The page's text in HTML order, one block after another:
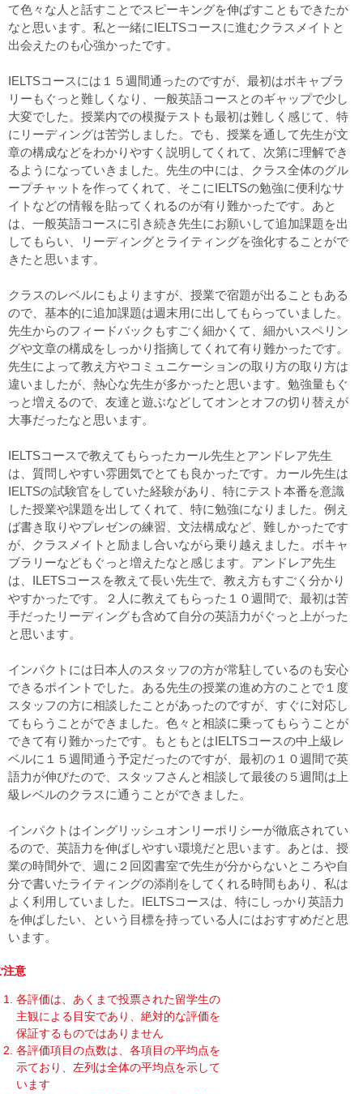
て色々な人と話すことでスピーキングを伸ばすこともできたか
なと思います。私と一緒にIELTSコースに進むクラスメイトと
出会えたのも心強かったです。
IELTSコースには１５週間通ったのですが、最初はボキャブラ
リーもぐっと難しくなり、一般英語コースとのギャップで少し
大変でした。授業内での模擬テストも最初は難しく感じて、特
にリーディングは苦労しました。でも、授業を通して先生が文
章の構成などをわかりやすく説明してくれて、次第に理解でき
るようになっていきました。先生の中には、クラス全体のグル
ープチャットを作ってくれて、そこにIELTSの勉強に便利なサ
イトなどの情報を貼ってくれるのが有り難かったです。あと
は、一般英語コースに引き続き先生にお願いして追加課題を出
してもらい、リーディングとライティングを強化することがで
きたと思います。
クラスのレベルにもよりますが、授業で宿題が出ることもある
ので、基本的に追加課題は週末用に出してもらっていました。
先生からのフィードバックもすごく細かくて、細かいスペリン
グや文章の構成をしっかり指摘してくれて有り難かったです。
先生によって教え方やコミュニケーションの取り方の取り方は
違いましたが、熱心な先生が多かったと思います。勉強量もぐ
っと増えるので、友達と遊ぶなどしてオンとオフの切り替えが
大事だったなと思います。
IELTSコースで教えてもらったカール先生とアンドレア先生
は、質問しやすい雰囲気でとても良かったです。カール先生は
IELTSの試験官をしていた経験があり、特にテスト本番を意識
した授業や課題を出してくれて、特に勉強になりました。例え
ば書き取りやプレゼンの練習、文法構成など、難しかったです
が、クラスメイトと励まし合いながら乗り越えました。ボキャ
ブラリーなどもぐっと増えたなと感じます。アンドレア先生
は、ILETSコースを教えて長い先生で、教え方もすごく分かり
やすかったです。２人に教えてもらった１０週間で、最初は苦
手だったリーディングも含めて自分の英語力がぐっと上がった
と思います。
インパクトには日本人のスタッフの方が常駐しているのも安心
できるポイントでした。ある先生の授業の進め方のことで１度
スタッフの方に相談したことがあったのですが、すぐに対応し
てもらうことができました。色々と相談に乗ってもらうことが
できて有り難かったです。もともとはIELTSコースの中上級レ
ベルに１５週間通う予定だったのですが、最初の１０週間で英
語力が伸びたので、スタッフさんと相談して最後の５週間は上
級レベルのクラスに通うことができました。
インパクトはイングリッシュオンリーポリシーが徹底されてい
るので、英語力を伸ばしやすい環境だと思います。あとは、授
業の時間外で、週に２回図書室で先生が分からないところや自
分で書いたライティングの添削をしてくれる時間もあり、私は
よく利用していました。IELTSコースは、特にしっかり英語力
を伸ばしたい、という目標を持っている人にはおすすめだと思
います。
注意
各評価は、あくまで投票された留学生の
主観による目安であり、絶対的な評価を
保証するものではありません
各評価項目の点数は、各項目の平均点を
示ており、左列は全体の平均点を示して
います